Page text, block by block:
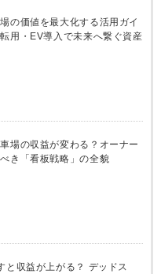
の価値を最大化する活用ガイ
用・EV導入で未来へ繋ぐ資産
場の収益が変わる？オーナー
き「看板戦略」の全貌
と収益が上がる？ デッドス